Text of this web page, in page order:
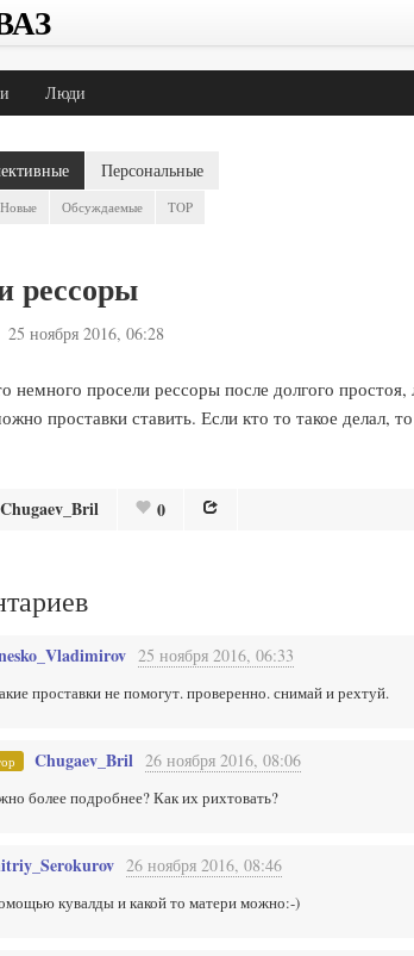
Люди
Персональные
Новые Обсуждаемые TOP
рессоры
25 ноября 2016, 06:28
немного просели рессоры после долгого
проставки ставить. Если кто то такое делал,
Chugaev_Bril 0
25 ноября 2016, 06:33
проставки не помогут. проверенно. снимай и рехтуй.
Chugaev_Bril 26 ноября 2016, 08:06
более подробнее? Как их рихтовать?
26 ноября 2016, 08:46
кувалды и какой то матери можно:-)